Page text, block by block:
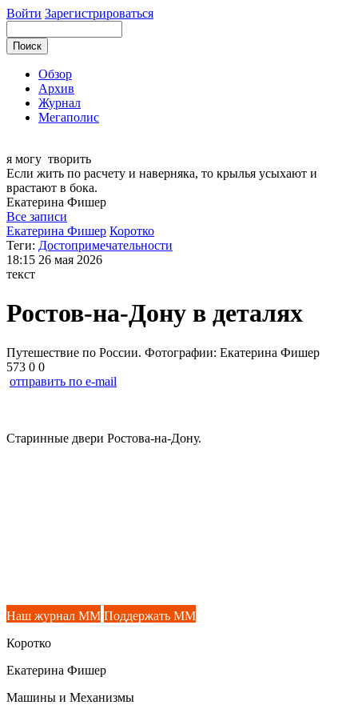
Войти Зарегистрироваться
Обзор
Архив
Журнал
Мегаполис
я могу творить
Если жить по расчету и наверняка, то крылья усыхают и
врастают в бока.
Екатерина Фишер
Все записи
Екатерина Фишер Коротко
Теги: Достопримечательности
18:15 26 мая 2026
текст
Ростов-на-Дону в деталях
Путешествие по России. Фотографии: Екатерина Фишер
573 0 0
отправить по e-mail
Старинные двери Ростова-на-Дону.
Наш журнал ММ Поддержать ММ
Коротко
Екатерина Фишер
Машины и Механизмы